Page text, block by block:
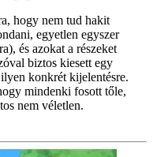
hogy nem tud hakit
egyetlen egyszer
és azokat a részeket
biztos kiesett egy
konkrét kijelentésre.
mindenki fosott tőle,
nem véletlen.